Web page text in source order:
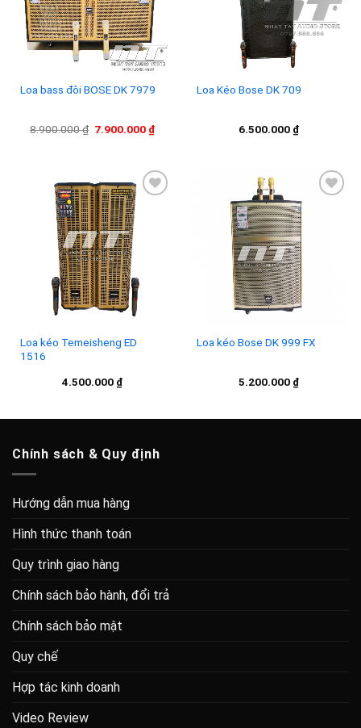
Loa bass đôi BOSE DK 7979
8.900.000₫ Giá
7.900.000 ₫Giá
7.900.000 ₫.
Loa Kéo Bose DK 709
6.500.000 ₫
wishlist
Loa kéo Temeisheng ED
1516
4.500.000 ₫
Loa kéo Bose DK 999 FX
5.200.000 ₫
Chính sách & Quy định
Hướng dẫn mua hàng
Hình thức thanh toán
Quy trình giao hàng
Chính sách bảo hành, đổi trả
Chính sách bảo mật
Quy chế
Hợp tác kinh doanh
Video Review